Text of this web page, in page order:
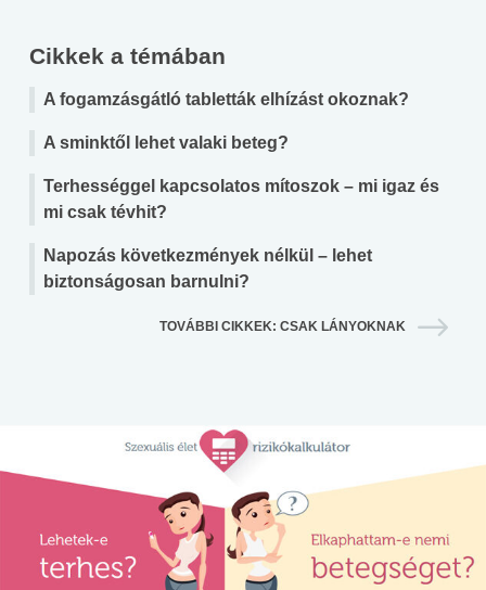
Cikkek a témában
A fogamzásgátló tabletták elhízást okoznak?
A sminktől lehet valaki beteg?
Terhességgel kapcsolatos mítoszok – mi igaz és
mi csak tévhit?
Napozás következmények nélkül – lehet
biztonságosan barnulni?
TOVÁBBI CIKKEK: CSAK LÁNYOKNAK